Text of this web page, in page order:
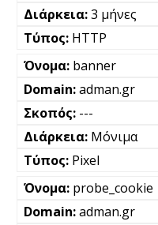
3 μήνες
HTTP
banner
adman.gr
---
Μόνιμα
Pixel
probe_cookie
adman.gr